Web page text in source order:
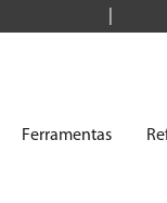
Ferramentas